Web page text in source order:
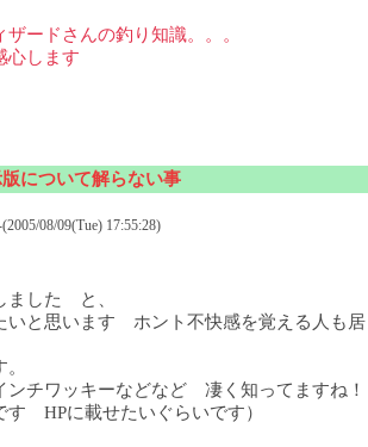
ードさんの釣り知識。。。
します
について解らない事
08/09(Tue) 17:55:28)
ました と、
いと思います ホント不快感を覚える人も居
ンチワッキーなどなど 凄く知ってますね！
す HPに載せたいぐらいです）